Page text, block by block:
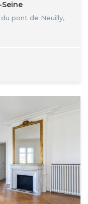
pont de Neuilly,